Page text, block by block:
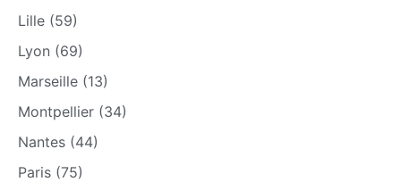
Lille (59)
Lyon (69)
Marseille (13)
Montpellier (34)
Nantes (44)
Paris (75)